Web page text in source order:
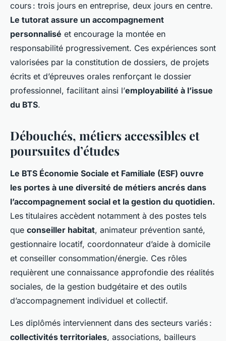
cours : trois jours en entreprise, deux jours en centre.
Le tutorat assure un accompagnement
personnalisé et encourage la montée en
responsabilité progressivement. Ces expériences sont
valorisées par la constitution de dossiers, de projets
écrits et d’épreuves orales renforçant le dossier
professionnel, facilitant ainsi l’employabilité à l’issue
du BTS.
Débouchés, métiers accessibles et
poursuites d’études
Le BTS Économie Sociale et Familiale (ESF) ouvre
les portes à une diversité de métiers ancrés dans
l’accompagnement social et la gestion du quotidien.
Les titulaires accèdent notamment à des postes tels
que conseiller habitat, animateur prévention santé,
gestionnaire locatif, coordonnateur d’aide à domicile
et conseiller consommation/énergie. Ces rôles
requièrent une connaissance approfondie des réalités
sociales, de la gestion budgétaire et des outils
d’accompagnement individuel et collectif.
Les diplômés interviennent dans des secteurs variés :
collectivités territoriales, associations, bailleurs